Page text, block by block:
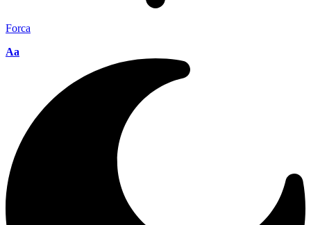
Forca
Aa